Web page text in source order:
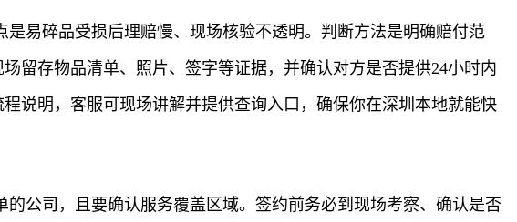
易碎品受损后理赔慢、现场核验不透明。判断方法是明确赔付范
留存物品清单、照片、签字等证据，并确认对方是否提供24小时内
说明，客服可现场讲解并提供查询入口，确保你在深圳本地就能快
公司，且要确认服务覆盖区域。签约前务必到现场考察、确认是否